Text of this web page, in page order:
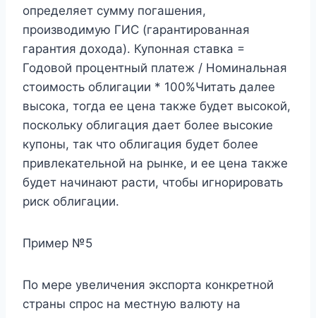
определяет сумму погашения,
производимую ГИС (гарантированная
гарантия дохода). Купонная ставка =
Годовой процентный платеж / Номинальная
стоимость облигации * 100%Читать далее
высока, тогда ее цена также будет высокой,
поскольку облигация дает более высокие
купоны, так что облигация будет более
привлекательной на рынке, и ее цена также
будет начинают расти, чтобы игнорировать
риск облигации.
Пример №5
По мере увеличения экспорта конкретной
страны спрос на местную валюту на